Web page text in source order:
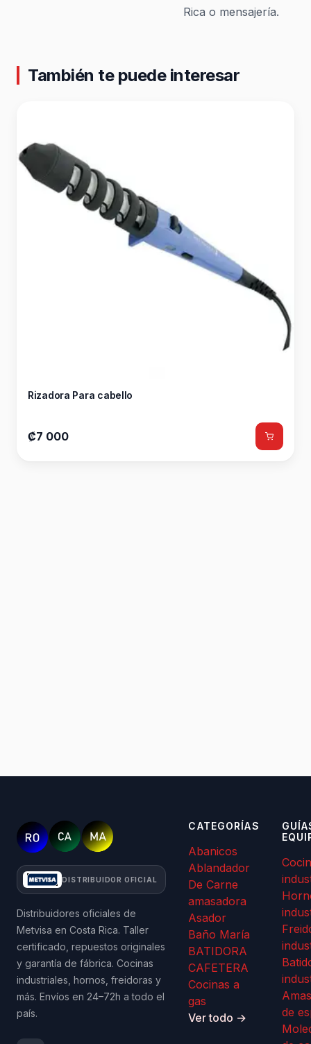
Rica o mensajería.
También te puede interesar
Rizadora Para cabello
₡7 000
DISTRIBUIDOR OFICIAL
Distribuidores oficiales de
Metvisa en Costa Rica. Taller
certificado, repuestos originales
y garantía de fábrica. Cocinas
industriales, hornos, freidoras y
más. Envíos en 24–72h a todo el
país.
CATEGORÍAS
Abanicos
Ablandador
De Carne
amasadora
Asador
Baño María
BATIDORA
CAFETERA
Cocinas a
gas
Ver todo →
de